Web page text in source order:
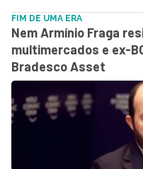
FIM DE UMA ERA
Nem Armínio Fraga
multimercados e ex-
Bradesco Asset